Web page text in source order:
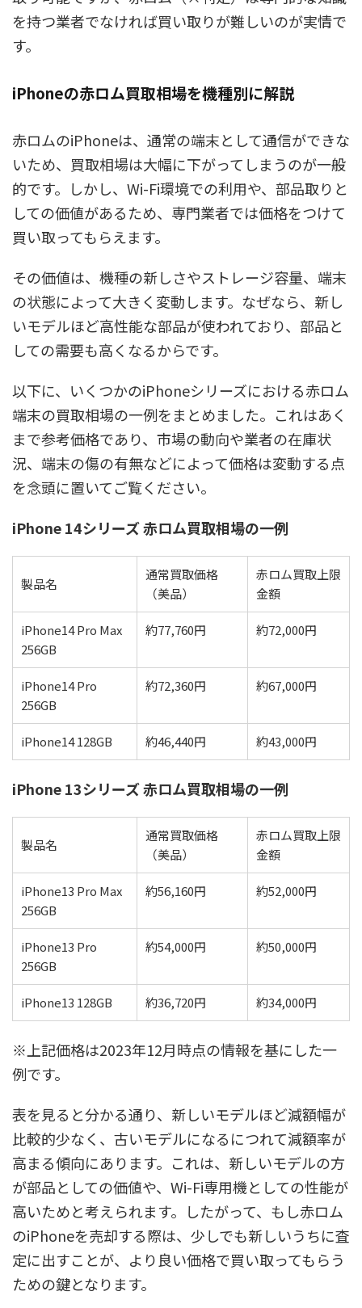
を持つ業者でなければ買い取りが難しいのが実情で
す。
iPhoneの赤ロム買取相場を機種別に解説
赤ロムのiPhoneは、通常の端末として通信ができな
いため、買取相場は大幅に下がってしまうのが一般
的です。しかし、Wi-Fi環境での利用や、部品取りと
しての価値があるため、専門業者では価格をつけて
買い取ってもらえます。
その価値は、機種の新しさやストレージ容量、端末
の状態によって大きく変動します。なぜなら、新し
いモデルほど高性能な部品が使われており、部品と
しての需要も高くなるからです。
以下に、いくつかのiPhoneシリーズにおける赤ロム
端末の買取相場の一例をまとめました。これはあく
まで参考価格であり、市場の動向や業者の在庫状
況、端末の傷の有無などによって価格は変動する点
を念頭に置いてご覧ください。
iPhone 14シリーズ 赤ロム買取相場の一例
製品名
通常買取価格
（美品）
赤ロム買取上限
金額
iPhone14 Pro Max
256GB
約77,760円 約72,000円
iPhone14 Pro
256GB
約72,360円 約67,000円
iPhone14 128GB 約46,440円 約43,000円
iPhone 13シリーズ 赤ロム買取相場の一例
製品名
通常買取価格
（美品）
赤ロム買取上限
金額
iPhone13 Pro Max
256GB
約56,160円 約52,000円
iPhone13 Pro
256GB
約54,000円 約50,000円
iPhone13 128GB 約36,720円 約34,000円
※上記価格は2023年12月時点の情報を基にした一
例です。
表を見ると分かる通り、新しいモデルほど減額幅が
比較的少なく、古いモデルになるにつれて減額率が
高まる傾向にあります。これは、新しいモデルの方
が部品としての価値や、Wi-Fi専用機としての性能が
高いためと考えられます。したがって、もし赤ロム
のiPhoneを売却する際は、少しでも新しいうちに査
定に出すことが、より良い価格で買い取ってもらう
ための鍵となります。